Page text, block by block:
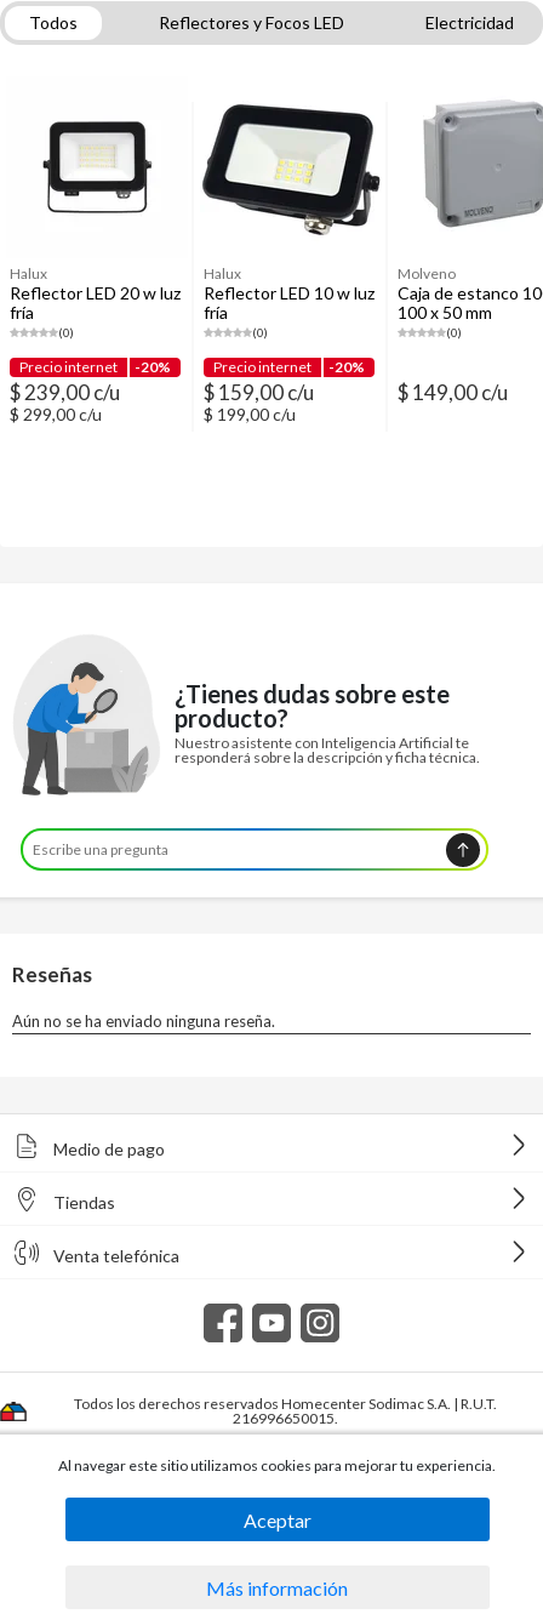
Todos Reflectores y Focos LED
Electricidad
Lámparas LED
Timbres Accesorios TV
Halux
Reflector LED 20 w luz
fría
(0)
Precio internet -20%
$ 239,00 c/u
$ 299,00 c/u
Halux
Reflector LED 10 w luz
fría
(0)
Precio internet -20%
$ 159,00 c/u
$ 199,00 c/u
Molveno
Caja de estanco
100 x 50 mm
(0)
$ 149,00 c/u
¿Tienes dudas sobre este
producto?
Nuestro asistente con Inteligencia Artificial te
responderá sobre la descripción y ficha técnica.
Medio de pago
Tiendas
Venta telefónica
Todos los derechos reservados Homecenter Sodimac S.A. | R.U.T.
216996650015.
Al navegar este sitio utilizamos cookies para mejorar tu experiencia.
Aceptar
Más información